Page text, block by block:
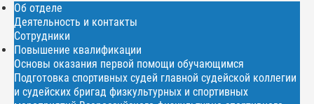
Об отделе
Деятельность и контакты
Сотрудники
Повышение квалификации
Основы оказания первой помощи обучающимся
Подготовка спортивных судей главной судейской коллегии
и судейских бригад физкультурных и спортивных